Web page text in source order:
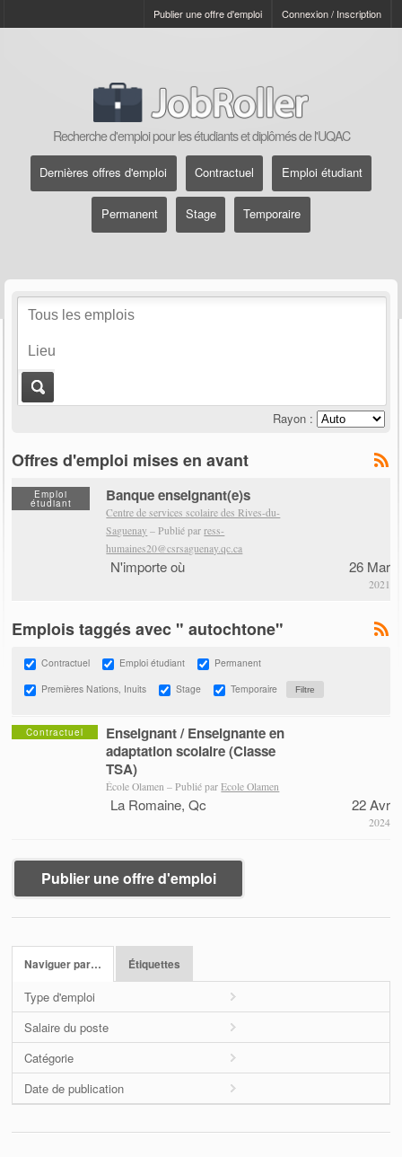
Connexion / Inscription
Publier une offre d'emploi
Recherche d'emploi pour les étudiants et diplômés de l'UQAC
Dernières offres d'emploi Contractuel Emploi étudiant
Permanent Stage Temporaire
Rayon :
Offres d'emploi mises en avant
Emploi
étudiant Banque enseignant(e)s
Centre de services scolaire des Rives-du-
Saguenay – Publié parress-
humaines20@csrsaguenay.qc.ca
N'importe où 26 Mar
2021
Emplois taggés avec " autochtone"
Contractuel Emploi étudiant
Permanent
Premières Nations, Inuits
Stage Temporaire
Contractuel
Enseignant / Enseignante en
adaptation scolaire (Classe
TSA)
École Olamen – Publié parEcole Olamen
La Romaine, Qc 22 Avr
2024
Publier une offre d'emploi
Naviguer par… Étiquettes
Type d'emploi
Salaire du poste
Catégorie
Date de publication